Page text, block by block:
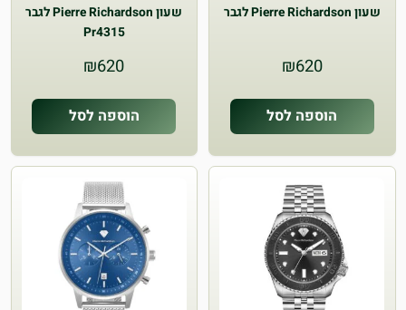
שעון Pierre Richardson לגבר
₪620
הוספה לסל
שעון Pierre Richardson לגבר
Pr4315
₪620
הוספה לסל